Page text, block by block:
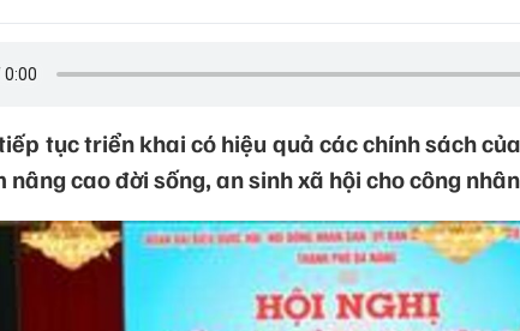
tục triển khai có hiệu quả các chính sách
nâng cao đời sống, an sinh xã hội cho công